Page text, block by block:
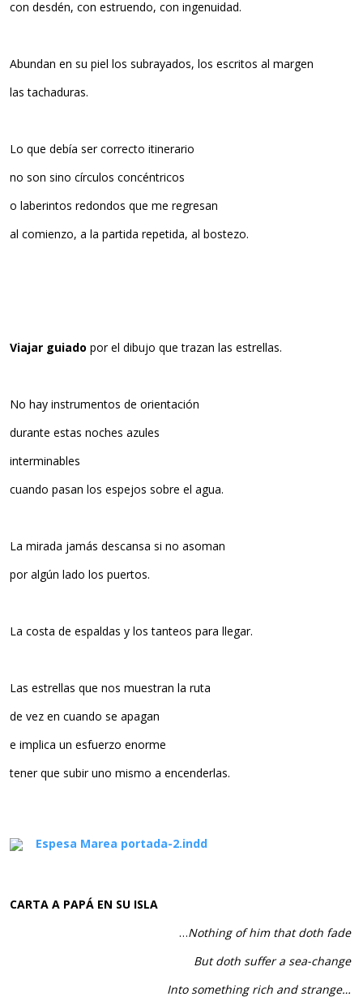
con desdén, con estruendo, con ingenuidad.
Abundan en su piel los subrayados, los escritos al margen
las tachaduras.
Lo que debía ser correcto itinerario
no son sino círculos concéntricos
o laberintos redondos que me regresan
al comienzo, a la partida repetida, al bostezo.
Viajar guiado por el dibujo que trazan las estrellas.
No hay instrumentos de orientación
durante estas noches azules
interminables
cuando pasan los espejos sobre el agua.
La mirada jamás descansa si no asoman
por algún lado los puertos.
La costa de espaldas y los tanteos para llegar.
Las estrellas que nos muestran la ruta
de vez en cuando se apagan
e implica un esfuerzo enorme
tener que subir uno mismo a encenderlas.
CARTA A PAPÁ EN SU ISLA
…Nothing of him that doth fade
But doth suffer a sea-change
Into something rich and strange…